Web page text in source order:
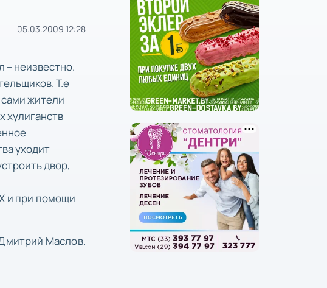
05.03.2009 12:28
– неизвестно.
Т.е
жители
хулиганств
уходит
двор,
и при помощи
Маслов.